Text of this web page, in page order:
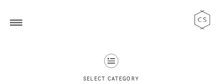
SELECT CATEGORY